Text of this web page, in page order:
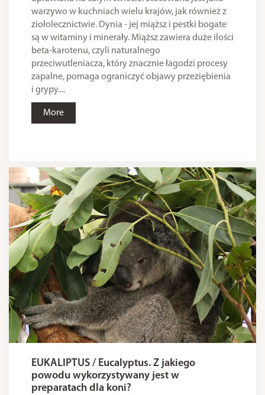
warzywo w kuchniach wielu krajów, jak również z
ziołolecznictwie. Dynia - jej miąższ i pestki bogate
są w witaminy i minerały. Miąższ zawiera duże ilości
beta-karotenu, czyli naturalnego
przeciwutleniacza, który znacznie łagodzi procesy
zapalne, pomaga ograniczyć objawy przeziębienia
i grypy....
More
EUKALIPTUS / Eucalyptus. Z jakiego
powodu wykorzystywany jest w
preparatach dla koni?